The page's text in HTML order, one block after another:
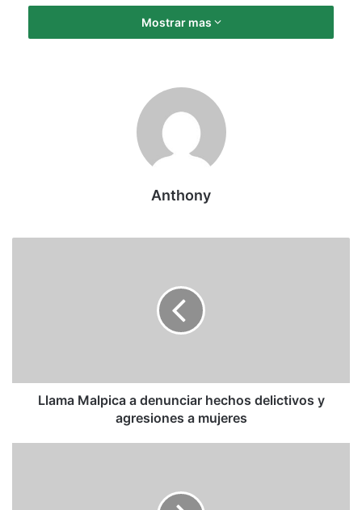
Segun la NASA la distancia entre nuestro planeta y Jupiter
sera de 956.6 millones de kilometros, por lo que sera
de binoculares o un telescopio.
Fenomeno
Mostrar mas
Anthony
a
mujeresLlama Malpica a denunciar hechos delictivos y
agresiones a mujeres